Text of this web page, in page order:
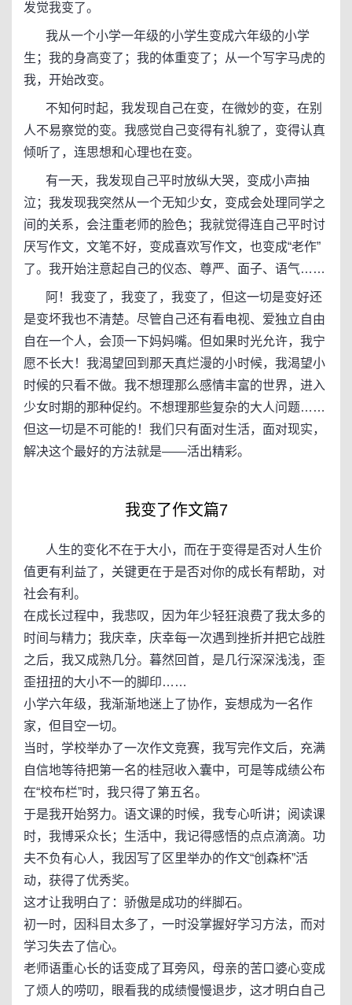
发觉我变了。
我从一个小学一年级的小学生变成六年级的小学
生；我的身高变了；我的体重变了；从一个写字马虎的
我，开始改变。
不知何时起，我发现自己在变，在微妙的变，在别
人不易察觉的变。我感觉自己变得有礼貌了，变得认真
倾听了，连思想和心理也在变。
有一天，我发现自己平时放纵大哭，变成小声抽
泣；我发现我突然从一个无知少女，变成会处理同学之
间的关系，会注重老师的脸色；我就觉得连自己平时讨
厌写作文，文笔不好，变成喜欢写作文，也变成“老作”
了。我开始注意起自己的仪态、尊严、面子、语气……
阿！我变了，我变了，我变了，但这一切是变好还
是变坏我也不清楚。尽管自己还有看电视、爱独立自由
自在一个人，会顶一下妈妈嘴。但如果时光允许，我宁
愿不长大！我渴望回到那天真烂漫的小时候，我渴望小
时候的只看不做。我不想理那么感情丰富的世界，进入
少女时期的那种促约。不想理那些复杂的大人问题……
但这一切是不可能的！我们只有面对生活，面对现实，
解决这个最好的方法就是——活出精彩。
我变了作文篇7
人生的变化不在于大小，而在于变得是否对人生价
值更有利益了，关键更在于是否对你的成长有帮助，对
社会有利。
在成长过程中，我悲叹，因为年少轻狂浪费了我太多的
时间与精力；我庆幸，庆幸每一次遇到挫折并把它战胜
之后，我又成熟几分。暮然回首，是几行深深浅浅，歪
歪扭扭的大小不一的脚印……
小学六年级，我渐渐地迷上了协作，妄想成为一名作
家，但目空一切。
当时，学校举办了一次作文竞赛，我写完作文后，充满
自信地等待把第一名的桂冠收入囊中，可是等成绩公布
在“校布栏”时，我只得了第五名。
于是我开始努力。语文课的时候，我专心听讲；阅读课
时，我博采众长；生活中，我记得感悟的点点滴滴。功
夫不负有心人，我因写了区里举办的作文“创森杯”活
动，获得了优秀奖。
这才让我明白了：骄傲是成功的绊脚石。
初一时，因科目太多了，一时没掌握好学习方法，而对
学习失去了信心。
老师语重心长的话变成了耳旁风，母亲的苦口婆心变成
了烦人的唠叨，眼看我的成绩慢慢退步，这才明白自己